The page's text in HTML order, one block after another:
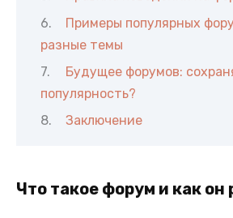
Примеры популярных
разные темы
Будущее форумов:
популярность?
Заключение
Что такое форум и как он